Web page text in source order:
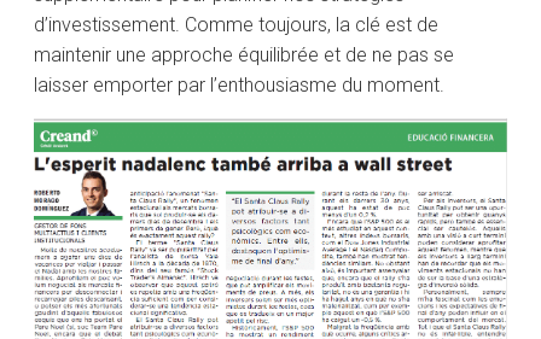
d’investissement. Comme toujours, la clé est de
maintenir une approche équilibrée et de ne pas se
laisser emporter par l’enthousiasme du moment.